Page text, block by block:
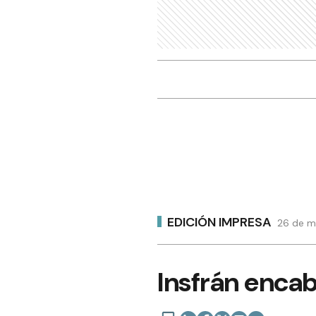
EDICIÓN IMPRESA 26 de
Insfrán